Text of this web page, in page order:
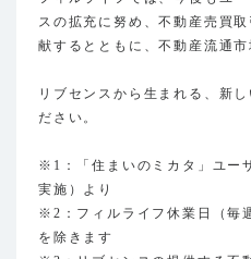
スの拡充に努め、不動産売買
献するとともに、不動産流通
リブセンスから生まれる、新
ださい。
※1：「住まいのミカタ」ユー
実施）より
※2：フィルライフ休業日（毎
を除きます